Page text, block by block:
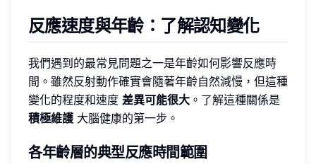
反應速度與年齡：了解認知變化
我們遇到的最常見問題之一是年齡如何影響反應時
間。雖然反射動作確實會隨著年齡自然減慢，但這種
變化的程度和速度 差異可能很大 。了解這種關係是
積極維護 大腦健康的第一步。
各年齡層的典型反應時間範圍